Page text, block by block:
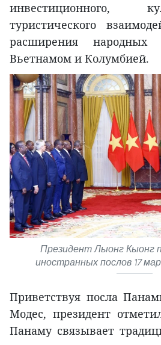
инвестиционного,
туристического
расширения
Вьетнамом и Колумбией.
Президент Лыонг Кыонг
иностранных послов 17
Приветствуя посла
Модес, президент
Панаму связывает